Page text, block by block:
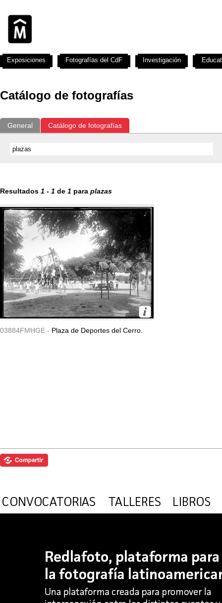
Catálogo de fotografías
General Catálogo de fotografías
Resultados 1 - 1 de 1 para plazas
03884FMHGE - Plaza de Deportes del Cerro.
Exposiciones Fotografías del CdF Investigación